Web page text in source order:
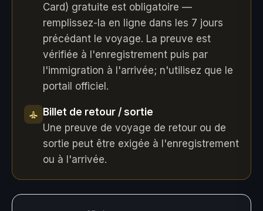
Card) gratuite est obligatoire —
remplissez-la en ligne dans les 7 jours
précédant le voyage. La preuve est
vérifiée à l'enregistrement puis par
l'immigration à l'arrivée; n'utilisez que le
portail officiel.
Billet de retour / sortie
Une preuve de voyage de retour ou de
sortie peut être exigée à l'enregistrement
ou à l'arrivée.